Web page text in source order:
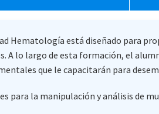
Hematología está diseñado para
A lo largo de esta formación, el
que le capacitarán para
para la manipulación y análisis de